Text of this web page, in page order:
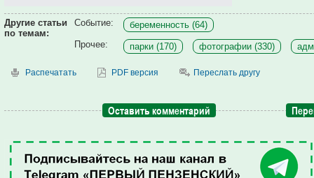
Другие статьи
по темам:
Событие:
беременность (64)
Прочее:
парки (170) фотографии (330)
Распечатать PDF версия Переслать другу
Оставить комментарий